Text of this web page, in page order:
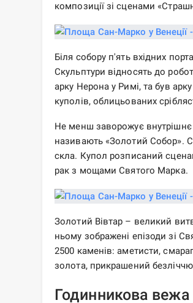
композиції зі сценами
Біля собору п'ять вхідних
Скульптури відносять до
арку Нерона у Римі, та був
куполів, облицьованих
Не менш заворожує внутрішнє
називають «Золотий Собор».
скла. Купол розписаний
рак з мощами Святого Марка.
Золотий Вівтар – великий
ньому зображені епізоди зі
2500 каменів: аметисти,
золота, прикрашений
Годинникова вежа